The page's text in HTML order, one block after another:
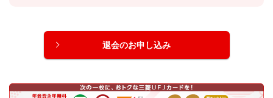
退会のお申し込み